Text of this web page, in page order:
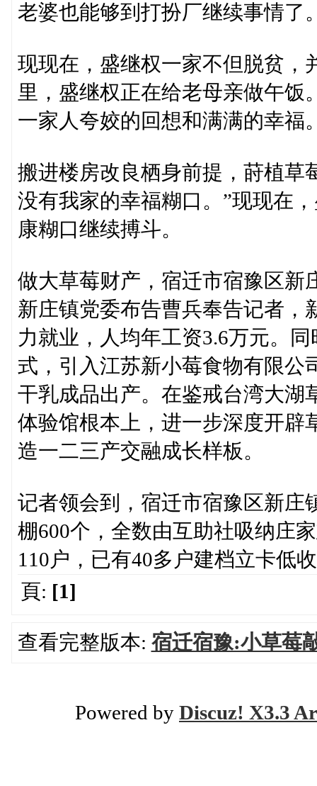
老婆也能够到打扮厂继续事情了
现现在，盛继权一家不但脱贫，
里，盛继权正在给老母亲做午饭
一家人夸姣的回想和满满的幸福
搬进楼房改良栖身前提，莳植草
没有我家的幸福糊口。”现现在
康糊口继续搏斗。
做大草莓财产，宿迁市宿豫区新
新庄镇党委布告曹兵奉告记者，
力就业，人均年工资3.6万元。
式，引入江苏新小莓食物有限公
干乳成品出产。在鉴戒台湾大湖
体验馆根本上，进一步深度开辟
造一二三产交融成长样板。
记者领会到，宿迁市宿豫区新庄
棚600个，全数由互助社吸纳庄
110户，已有40多户建档立卡低
頁: [1]
查看完整版本: 宿迁宿豫:小草莓
Powered by Discuz! X3.3